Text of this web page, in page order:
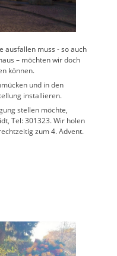
ausfallen muss - so auch
– möchten wir doch
können.
und in den
installieren.
stellen möchte,
Tel: 301323. Wir holen
zum 4. Advent.